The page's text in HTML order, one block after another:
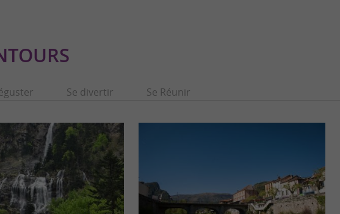
Se divertir Se Réunir